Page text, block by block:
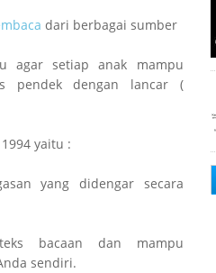
dari berbagai sumber
agar setiap anak mampu
pendek dengan lancar (
yaitu :
yang didengar secara
bacaan dan mampu
sendiri.